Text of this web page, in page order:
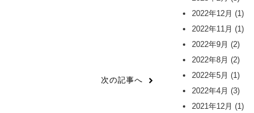
次の記事へ
2022年12月 (1)
2022年11月 (1)
2022年9月 (2)
2022年8月 (2)
2022年5月 (1)
2022年4月 (3)
2021年12月 (1)